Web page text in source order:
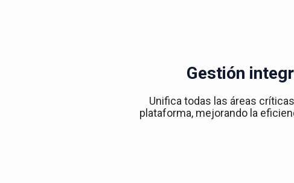
Gestión
Unifica todas las áreas
plataforma, mejorando la